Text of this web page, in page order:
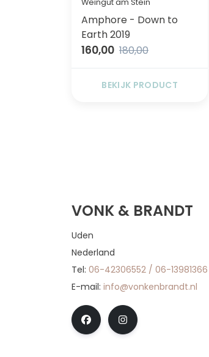
Amphore - Down to
Earth 2019
160,00 180,00
BEKIJK PRODUCT
VONK & BRANDT
Uden
Nederland
Tel: 06-42306552 / 06-13981366
E-mail: info@vonkenbrandt.nl